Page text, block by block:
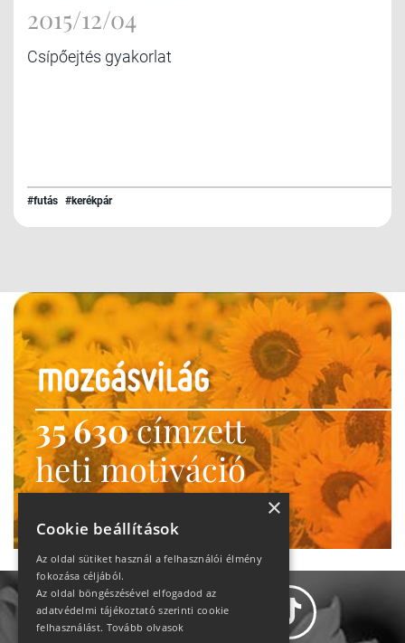
2015/12/04
Csípőejtés gyakorlat
#futás #kerékpár
35 630címzett
heti motiváció
Ne maradj le!
×
Cookie beállítások
Az oldal sütiket használ a felhasználói élmény
fokozása céljából.
Az oldal böngészésével elfogadod az
adatvédelmi tájékoztató szerinti cookie
felhasználást. Tovább olvasok